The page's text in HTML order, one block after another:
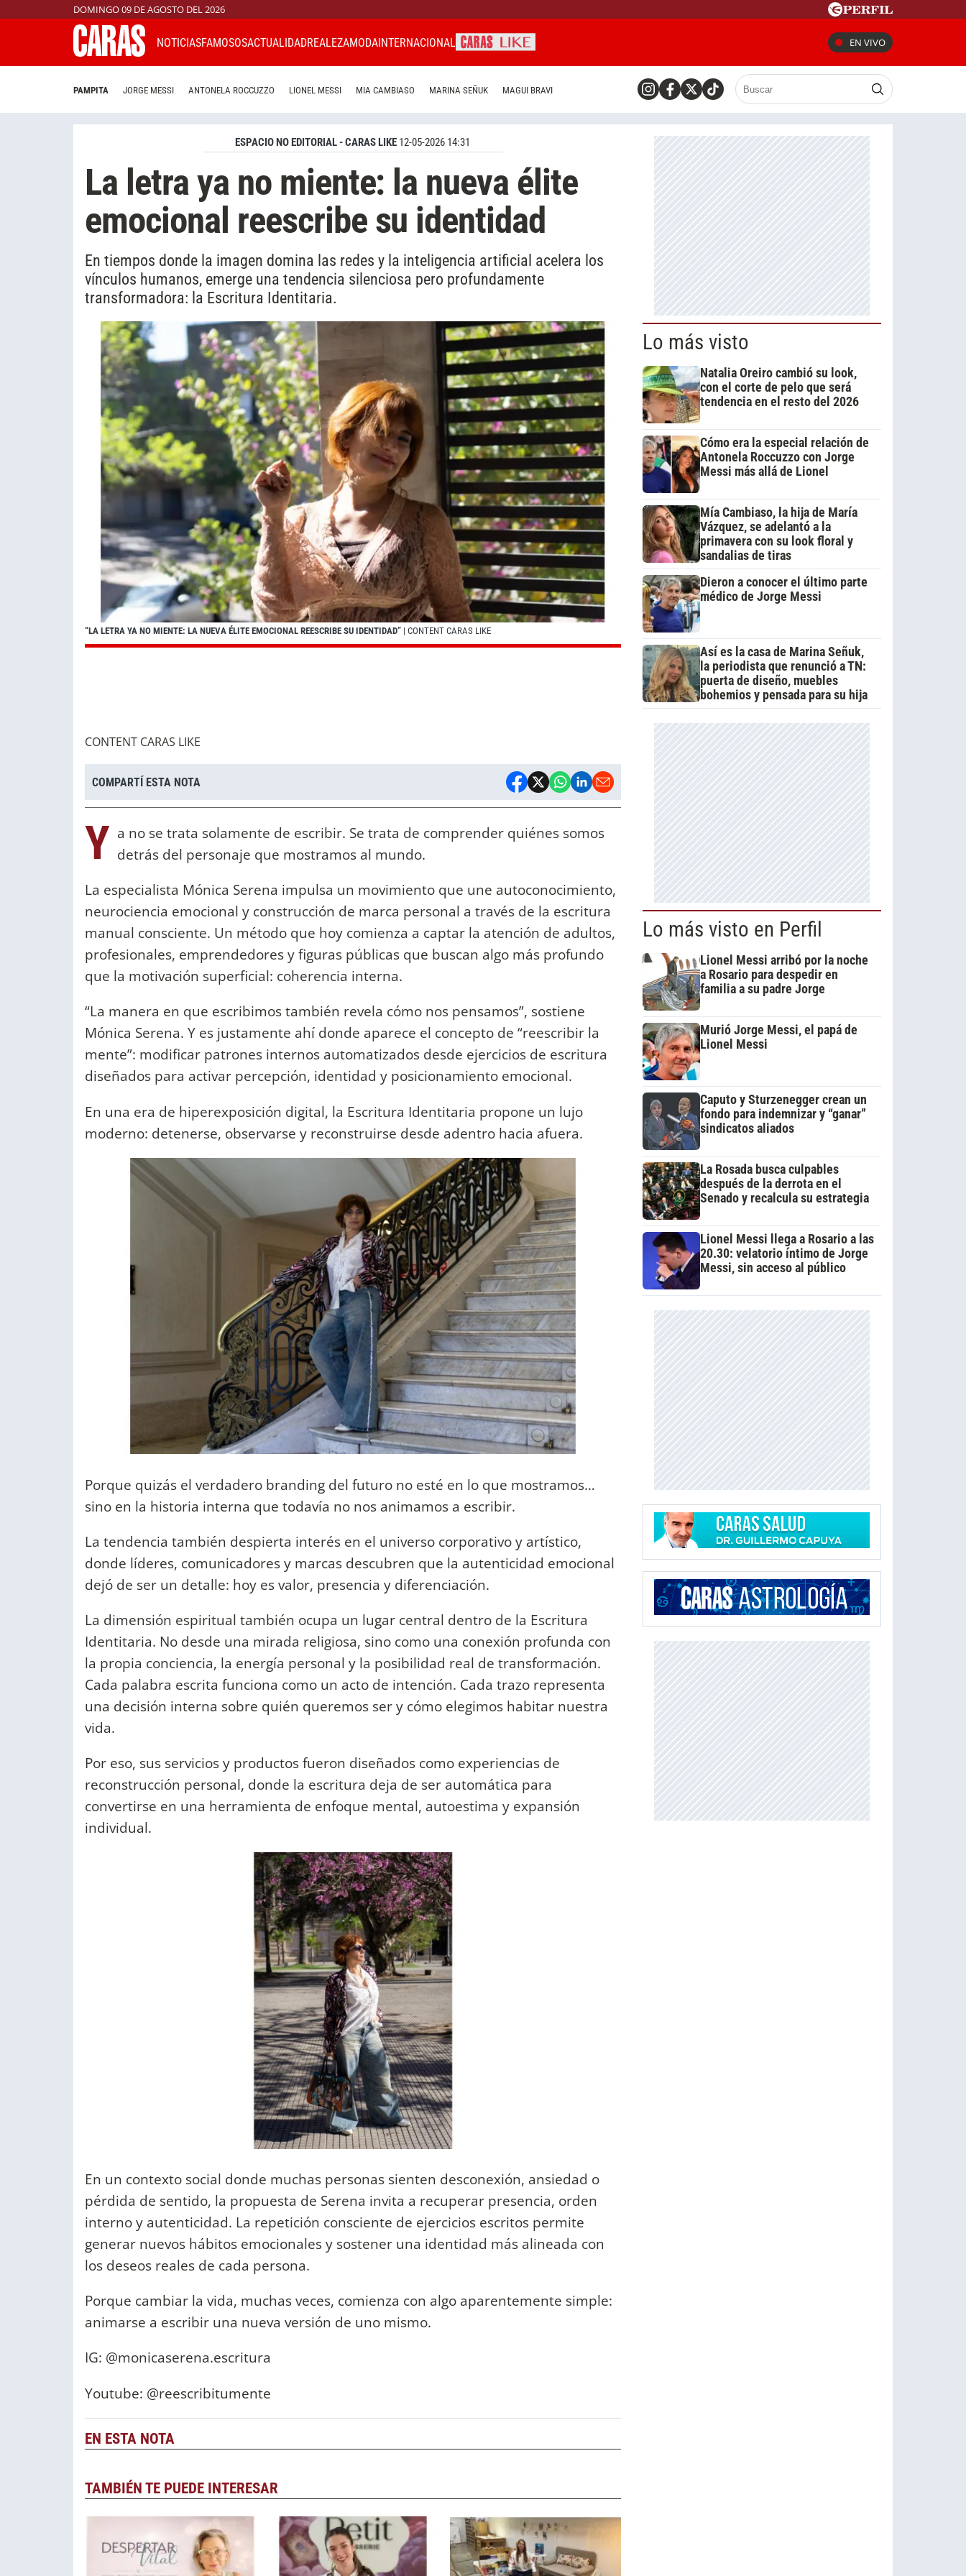
DOMINGO 09 DE AGOSTO DEL 2026
NOTICIASFAMOSOSACTUALIDADREALEZAMODAINTERNACIONAL EN VIVO
PAMPITA JORGE MESSI ANTONELA ROCCUZZO LIONEL MESSI MIA CAMBIASO MARINA SEÑUK MAGUI BRAVI
ESPACIO NO EDITORIAL - CARAS LIKE 12-05-2026 14:31
La letra ya no miente: la nueva élite
emocional reescribe su identidad
En tiempos donde la imagen domina las redes y la inteligencia artificial acelera los
vínculos humanos, emerge una tendencia silenciosa pero profundamente
transformadora: la Escritura Identitaria.
“LA LETRA YA NO MIENTE: LA NUEVA ÉLITE EMOCIONAL REESCRIBE SU IDENTIDAD” | CONTENT CARAS LIKE
CONTENT CARAS LIKE
COMPARTÍ ESTA NOTA
Y a no se trata solamente de escribir. Se trata de comprender quiénes somos
detrás del personaje que mostramos al mundo.
La especialista Mónica Serena impulsa un movimiento que une autoconocimiento,
neurociencia emocional y construcción de marca personal a través de la escritura
manual consciente. Un método que hoy comienza a captar la atención de adultos,
profesionales, emprendedores y figuras públicas que buscan algo más profundo
que la motivación superficial: coherencia interna.
“La manera en que escribimos también revela cómo nos pensamos”, sostiene
Mónica Serena. Y es justamente ahí donde aparece el concepto de “reescribir la
mente”: modificar patrones internos automatizados desde ejercicios de escritura
diseñados para activar percepción, identidad y posicionamiento emocional.
En una era de hiperexposición digital, la Escritura Identitaria propone un lujo
moderno: detenerse, observarse y reconstruirse desde adentro hacia afuera.
Porque quizás el verdadero branding del futuro no esté en lo que mostramos…
sino en la historia interna que todavía no nos animamos a escribir.
La tendencia también despierta interés en el universo corporativo y artístico,
donde líderes, comunicadores y marcas descubren que la autenticidad emocional
dejó de ser un detalle: hoy es valor, presencia y diferenciación.
La dimensión espiritual también ocupa un lugar central dentro de la Escritura
Identitaria. No desde una mirada religiosa, sino como una conexión profunda con
la propia conciencia, la energía personal y la posibilidad real de transformación.
Cada palabra escrita funciona como un acto de intención. Cada trazo representa
una decisión interna sobre quién queremos ser y cómo elegimos habitar nuestra
vida.
Por eso, sus servicios y productos fueron diseñados como experiencias de
reconstrucción personal, donde la escritura deja de ser automática para
convertirse en una herramienta de enfoque mental, autoestima y expansión
individual.
En un contexto social donde muchas personas sienten desconexión, ansiedad o
pérdida de sentido, la propuesta de Serena invita a recuperar presencia, orden
interno y autenticidad. La repetición consciente de ejercicios escritos permite
generar nuevos hábitos emocionales y sostener una identidad más alineada con
los deseos reales de cada persona.
Porque cambiar la vida, muchas veces, comienza con algo aparentemente simple:
animarse a escribir una nueva versión de uno mismo.
IG: @monicaserena.escritura
Youtube: @reescribitumente
EN ESTA NOTA
TAMBIÉN TE PUEDE INTERESAR
Lo más visto
Natalia Oreiro cambió su look,
con el corte de pelo que será
tendencia en el resto del 2026
Cómo era la especial relación de
Antonela Roccuzzo con Jorge
Messi más allá de Lionel
Mía Cambiaso, la hija de María
Vázquez, se adelantó a la
primavera con su look floral y
sandalias de tiras
Dieron a conocer el último parte
médico de Jorge Messi
Así es la casa de Marina Señuk,
la periodista que renunció a TN:
puerta de diseño, muebles
bohemios y pensada para su hija
Lo más visto en Perfil
Lionel Messi arribó por la noche
a Rosario para despedir en
familia a su padre Jorge
Murió Jorge Messi, el papá de
Lionel Messi
Caputo y Sturzenegger crean un
fondo para indemnizar y “ganar”
sindicatos aliados
La Rosada busca culpables
después de la derrota en el
Senado y recalcula su estrategia
Lionel Messi llega a Rosario a las
20.30: velatorio íntimo de Jorge
Messi, sin acceso al público